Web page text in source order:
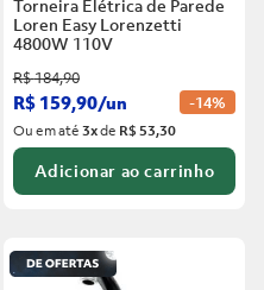
Torneira Elétrica de Parede
Loren Easy Lorenzetti
4800W 110V
R$184,90
R$ 159,90/un -14%
Ou em até3xde R$ 53,30
Adicionar ao carrinho